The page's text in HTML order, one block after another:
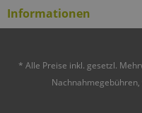
Informationen
* Alle Preise inkl. gesetzl.